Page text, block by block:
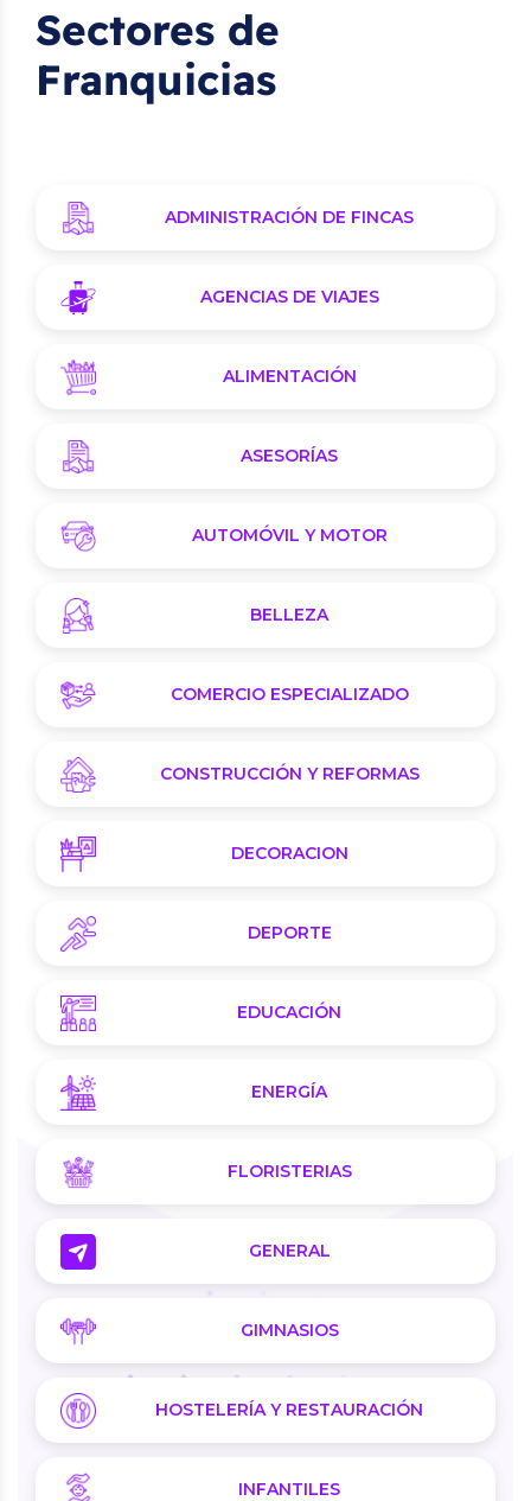
Sectores de
Franquicias
ADMINISTRACIÓN DE FINCAS
AGENCIAS DE VIAJES
ALIMENTACIÓN
ASESORÍAS
AUTOMÓVIL Y MOTOR
BELLEZA
COMERCIO ESPECIALIZADO
CONSTRUCCIÓN Y REFORMAS
DECORACION
DEPORTE
EDUCACIÓN
ENERGÍA
FLORISTERIAS
GENERAL
GIMNASIOS
HOSTELERÍA Y RESTAURACIÓN
INFANTILES